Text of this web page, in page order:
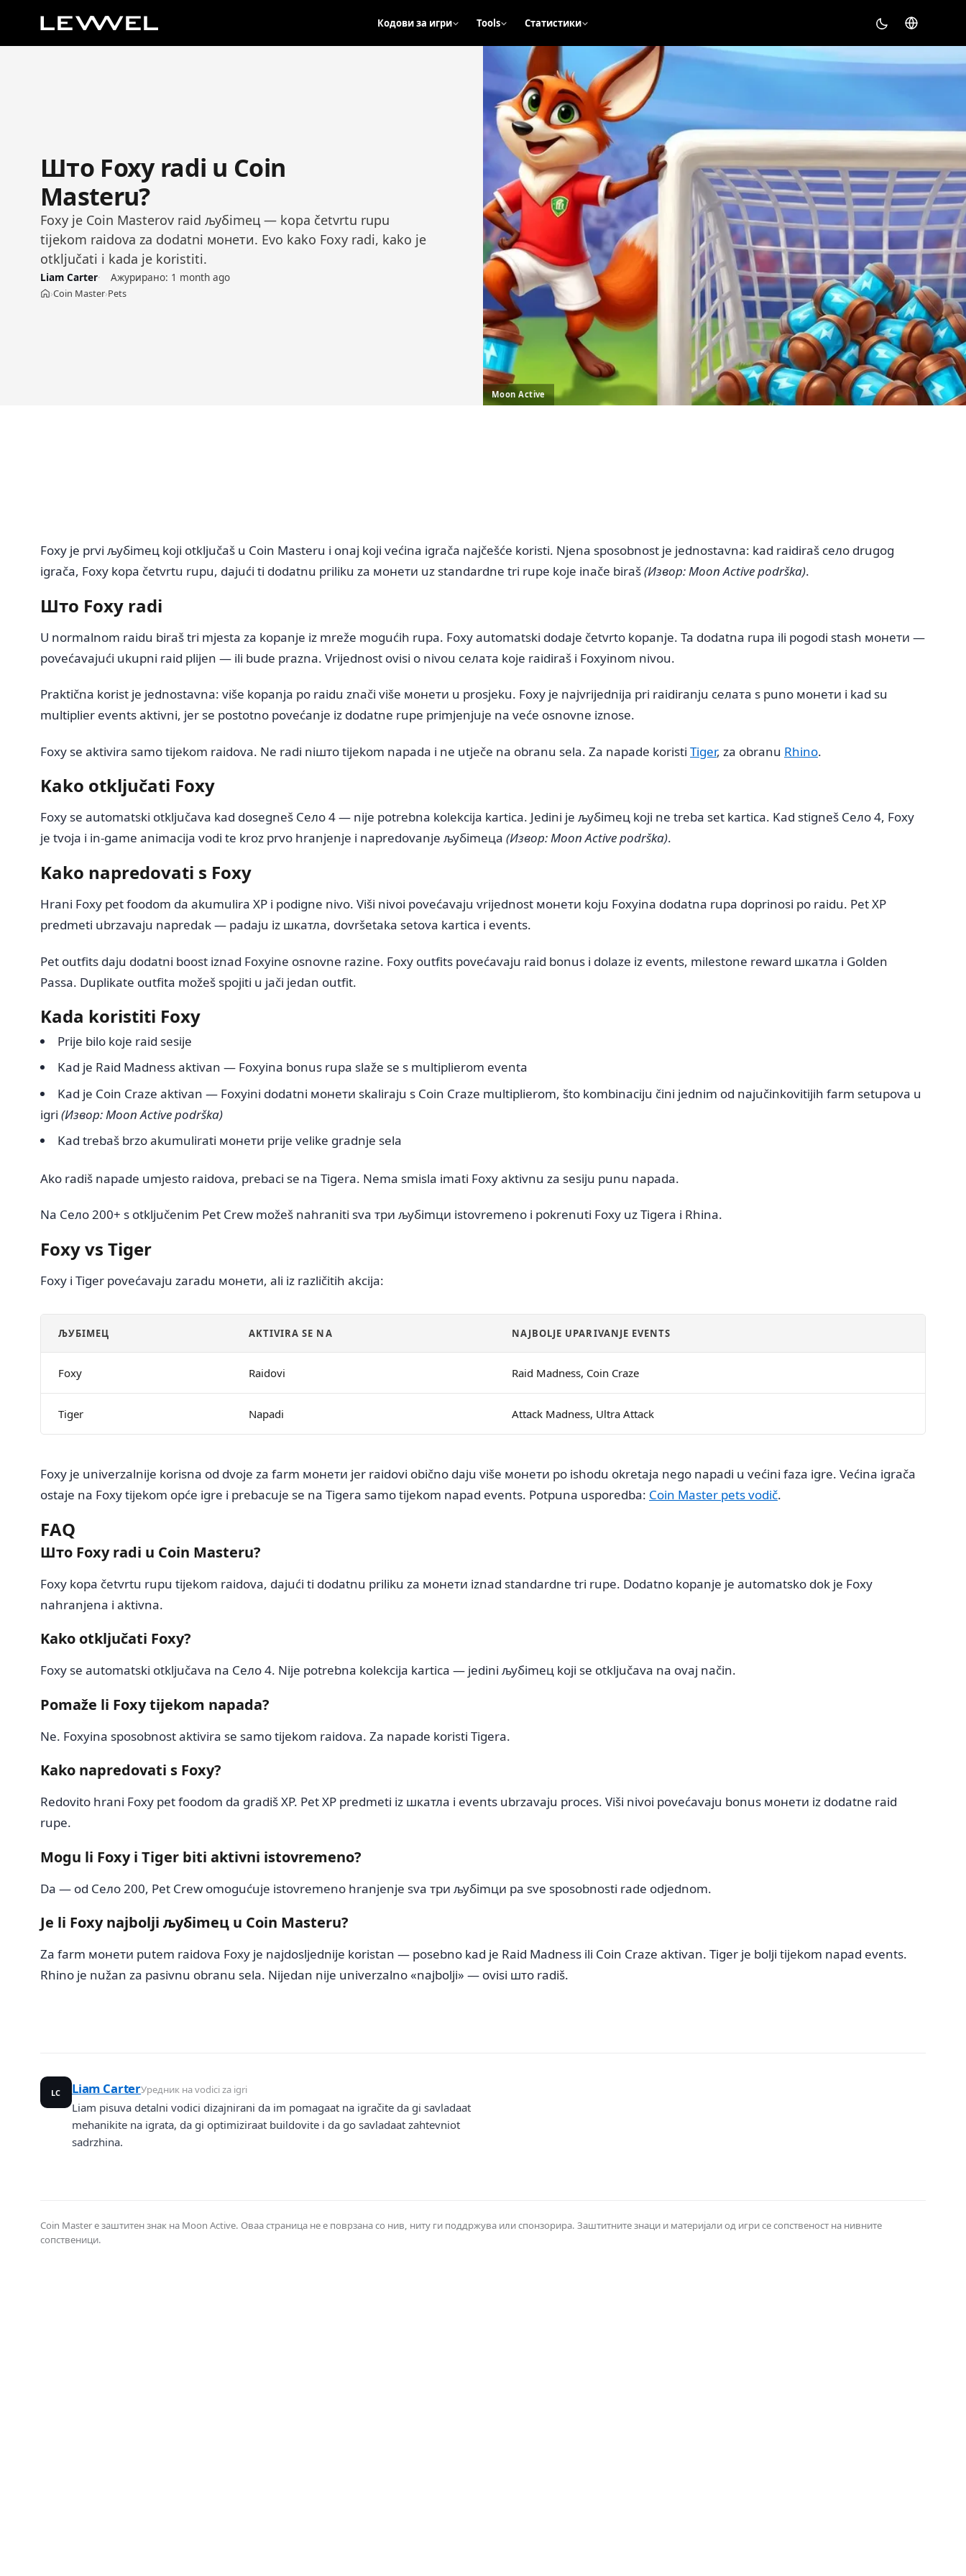
Кодови за игри Tools Статистики
Што Foxy radi u Coin
Masteru?
Foxy je Coin Masterov raid љубimец — kopa četvrtu rupu
tijekom raidova za dodatni монети. Evo kako Foxy radi, kako je
otključati i kada je koristiti.
Liam Carter Ажурирано: 1 month ago
Почетна
›Coin Master›Pets
Moon Active
Foxy je prvi љубimец koji otključaš u Coin Masteru i onaj koji većina igrača najčešće koristi. Njena sposobnost je jednostavna: kad raidiraš село drugog
igrača, Foxy kopa četvrtu rupu, dajući ti dodatnu priliku za монети uz standardne tri rupe koje inače biraš(Извор: Moon Active podrška).
Што Foxy radi
U normalnom raidu biraš tri mjesta za kopanje iz mreže mogućih rupa. Foxy automatski dodaje četvrto kopanje. Ta dodatna rupa ili pogodi stash монети —
povećavajući ukupni raid plijen — ili bude prazna. Vrijednost ovisi o nivou селата koje raidiraš i Foxyinom nivou.
Praktična korist je jednostavna: više kopanja po raidu znači više монети u prosjeku. Foxy je najvrijednija pri raidiranju селата s puno монети i kad su
multiplier events aktivni, jer se postotno povećanje iz dodatne rupe primjenjuje na veće osnovne iznose.
Foxy se aktivira samo tijekom raidova. Ne radi niшто tijekom napada i ne utječe na obranu sela. Za napade koristi Tiger, za obranu Rhino.
Kako otključati Foxy
Foxy se automatski otključava kad dosegneš Село 4 — nije potrebna kolekcija kartica. Jedini je љубimец koji ne treba set kartica. Kad stigneš Село 4, Foxy
je tvoja i in-game animacija vodi te kroz prvo hranjenje i napredovanje љубimецa (Извор: Moon Active podrška).
Kako napredovati s Foxy
Hrani Foxy pet foodom da akumulira XP i podigne nivo. Viši nivoi povećavaju vrijednost монети koju Foxyina dodatna rupa doprinosi po raidu. Pet XP
predmeti ubrzavaju napredak — padaju iz шкатла, dovršetaka setova kartica i events.
Pet outfits daju dodatni boost iznad Foxyine osnovne razine. Foxy outfits povećavaju raid bonus i dolaze iz events, milestone reward шкатла i Golden
Passa. Duplikate outfita možeš spojiti u jači jedan outfit.
Kada koristiti Foxy
Prije bilo koje raid sesije
Kad je Raid Madness aktivan — Foxyina bonus rupa slaže se s multiplierom eventa
Kad je Coin Craze aktivan — Foxyini dodatni монети skaliraju s Coin Craze multiplierom, što kombinaciju čini jednim od najučinkovitijih farm setupova u
igri (Извор: Moon Active podrška)
Kad trebaš brzo akumulirati монети prije velike gradnje sela
Ako radiš napade umjesto raidova, prebaci se na Tigera. Nema smisla imati Foxy aktivnu za sesiju punu napada.
Na Село 200+ s otključenim Pet Crew možeš nahraniti sva три љубimци istovremeno i pokrenuti Foxy uz Tigera i Rhina.
Foxy vs Tiger
Foxy i Tiger povećavaju zaradu монети, ali iz različitih akcija:
ЉУБIMЕЦ AKTIVIRA SE NA NAJBOLJE UPARIVANJE EVENTS
Foxy Raidovi Raid Madness, Coin Craze
Tiger Napadi Attack Madness, Ultra Attack
Foxy je univerzalnije korisna od dvoje za farm монети jer raidovi obično daju više монети po ishodu okretaja nego napadi u većini faza igre. Većina igrača
ostaje na Foxy tijekom opće igre i prebacuje se na Tigera samo tijekom napad events. Potpuna usporedba: Coin Master pets vodič.
FAQ
Што Foxy radi u Coin Masteru?
Foxy kopa četvrtu rupu tijekom raidova, dajući ti dodatnu priliku za монети iznad standardne tri rupe. Dodatno kopanje je automatsko dok je Foxy
nahranjena i aktivna.
Kako otključati Foxy?
Foxy se automatski otključava na Село 4. Nije potrebna kolekcija kartica — jedini љубimец koji se otključava na ovaj način.
Pomaže li Foxy tijekom napada?
Ne. Foxyina sposobnost aktivira se samo tijekom raidova. Za napade koristi Tigera.
Kako napredovati s Foxy?
Redovito hrani Foxy pet foodom da gradiš XP. Pet XP predmeti iz шкатла i events ubrzavaju proces. Viši nivoi povećavaju bonus монети iz dodatne raid
rupe.
Mogu li Foxy i Tiger biti aktivni istovremeno?
Da — od Село 200, Pet Crew omogućuje istovremeno hranjenje sva три љубimци pa sve sposobnosti rade odjednom.
Je li Foxy najbolji љубimец u Coin Masteru?
Za farm монети putem raidova Foxy je najdosljednije koristan — posebno kad je Raid Madness ili Coin Craze aktivan. Tiger je bolji tijekom napad events.
Rhino je nužan za pasivnu obranu sela. Nijedan nije univerzalno «najbolji» — ovisi што radiš.
LC Liam CarterУредник на vodici za igri
Liam pisuva detalni vodici dizajnirani da im pomagaat na igračite da gi savladaat
mehanikite na igrata, da gi optimiziraat buildovite i da go savladaat zahtevniot
sadrzhina.
Coin Master е заштитен знак на Moon Active. Оваа страница не е поврзана со нив, ниту ги поддржува или спонзорира. Заштитните знаци и материјали од игри се сопственост на нивните
сопственици.